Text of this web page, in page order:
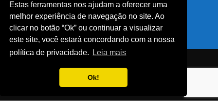
Estas ferramentas nos ajudam a oferecer uma
melhor experiência de navegação no site. Ao
clicar no botão “Ok” ou continuar a visualizar
este site, você estará concordando com a nossa
política de privacidade.
Leia mais
Ok!
Notícias
Política de privacidade